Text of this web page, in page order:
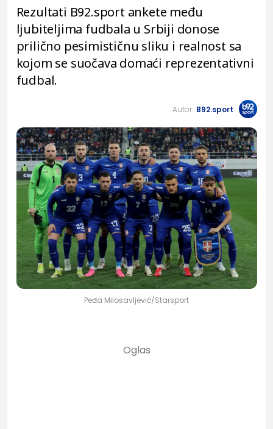
Rezultati B92.sport ankete među
ljubiteljima fudbala u Srbiji donose
prilično pesimističnu sliku i realnost sa
kojom se suočava domaći reprezentativni
fudbal.
Autor: B92.sport
Peđa Milosavljević/Starsport